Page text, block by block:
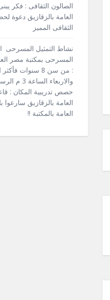
الصالون الثقافى : فكر
العامة بالزقازيق دعوة
الثقافى المميز
نشاط التمثيل المسرحى
المسرحى بمكتبة مصر
: من سن 8 سنوات
حصص تدريبية المكان :
العامة بالزقازيق سارعوا
العامة بالمكتبة !!